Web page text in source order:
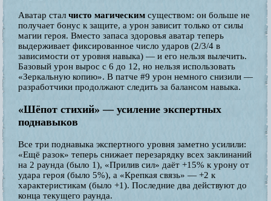
Аватар стал чисто магическим существом: он больше не
получает бонус к защите, а урон зависит только от силы
магии героя. Вместо запаса здоровья аватар теперь
выдерживает фиксированное число ударов (2/3/4 в
зависимости от уровня навыка) — и его нельзя вылечить.
Базовый урон вырос с 6 до 12, но нельзя использовать
«Зеркальную копию». В патче #9 урон немного снизили —
разработчики продолжают следить за балансом навыка.
«Шёпот стихий» — усиление экспертных
поднавыков
Все три поднавыка экспертного уровня заметно усилили:
«Ещё разок» теперь снижает перезарядку всех заклинаний
на 2 раунда (было 1), «Прилив сил» даёт +15% к урону от
удара героя (было 5%), а «Крепкая связь» — +2 к
характеристикам (было +1). Последние два действуют до
конца текущего раунда.